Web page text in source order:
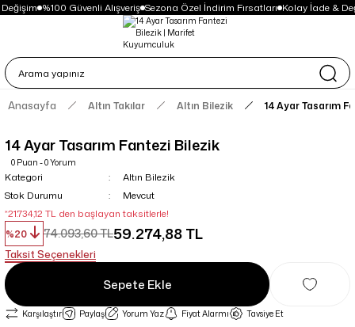
%100 Güvenli Alışveriş Sezona Özel İndirim Fırsatları Kolay İade &
Anasayfa Altın Takılar Altın Bilezik 14 Ayar Tasarım
14 Ayar Tasarım Fantezi Bilezik
0 Puan - 0 Yorum
Kategori
Altın Bilezik
Stok Durumu
Mevcut
*21.734,12 TL den başlayan taksitlerle!
%20
74.093,60 TL59.274,88 TL
Taksit Seçenekleri
Sepete Ekle
Karşılaştır Paylaş Yorum Yaz Fiyat Alarmı Tavsiye Et